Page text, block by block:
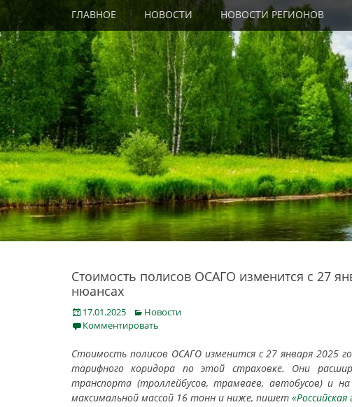
Skip
content
Primary Menu
ГЛАВНОЕ НОВОСТИ НОВОСТИ РЕГИОНОВ
Стоимость полисов ОСАГО изменится с 27
нюансах
Posted
on
17.01.2025 Categories
Новости
Комментировать
Стоимость полисов ОСАГО изменится с 27 января 2025
тарифного коридора по этой страховке. Они
транспорта (троллейбусов, трамваев, автобусов) и
максимальной массой 16 тонн и ниже, пишет «Российская